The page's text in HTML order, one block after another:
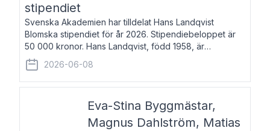
stipendiet
Svenska Akademien har tilldelat Hans Landqvist
Blomska stipendiet för år 2026. Stipendiebeloppet är
50 000 kronor. Hans Landqvist, född 1958, är
professor i svenska vid Göteborgs universitet. Han
disputerade år 2000 på avhandlingen Författn
2026-06-08
Eva-Stina Byggmästar,
Magnus Dahlström, Matias